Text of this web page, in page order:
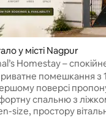
5 з 5, відгуки: 9
у місті Nagpur
Homestay –
з 1 спальнею,
– біля аеропорту
помешкання з
поверсі
спальню з
size, простору